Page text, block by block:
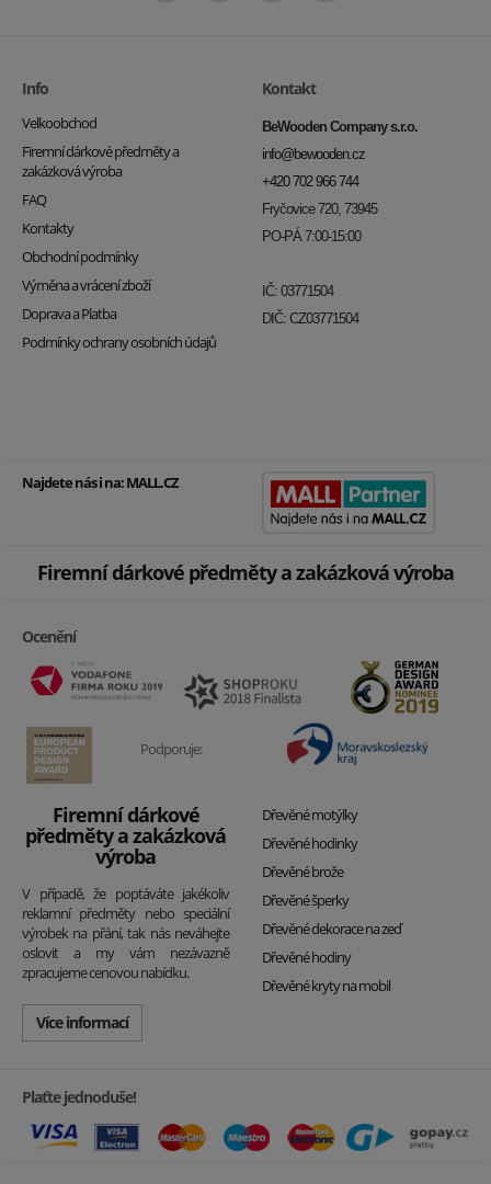
Info
Velkoobchod
Firemní dárkové předměty a
zakázková výroba
FAQ
Kontakty
Obchodní podmínky
Výměna a vrácení zboží
Doprava a Platba
Podmínky ochrany osobních údajů
Kontakt
BeWooden Company s.r.o.
info@bewooden.cz
+420 702 966 744
Fryčovice 720, 73945
PO-PÁ 7:00-15:00
IČ: 03771504
DIČ: CZ03771504
Najdete nás i na:MALL.CZ
Firemní dárkové předměty a zakázková výroba
Ocenění
Podporuje:
Firemní dárkové
předměty a zakázková
výroba
V případě, že poptáváte jakékoliv
reklamní předměty nebo speciální
výrobek na přání, tak nás neváhejte
oslovit a my vám nezávazně
zpracujeme cenovou nabídku.
Více informací
Dřevěné motýlky
Dřevěné hodinky
Dřevěné brože
Dřevěné šperky
Dřevěné dekorace na zeď
Dřevěné hodiny
Dřevěné kryty na mobil
Plaťte jednoduše!